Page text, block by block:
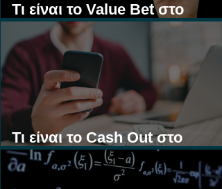
Τι είναι το Value Bet στο
Στοίχημα;
Τι είναι το Cash Out στο
Στοίχημα;